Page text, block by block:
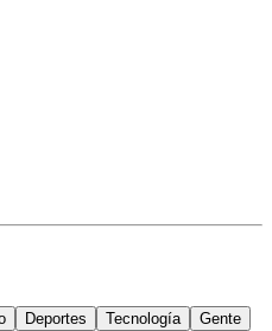
Deportes Tecnología Gente